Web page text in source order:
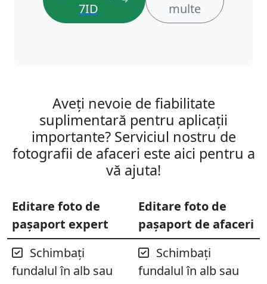
7ID
multe
Aveți nevoie de fiabilitate
suplimentară pentru aplicații
importante? Serviciul nostru de
fotografii de afaceri este aici pentru a
vă ajuta!
Editare foto de
pașaport expert
Editare foto de
pașaport de afaceri
Schimbați
fundalul în alb sau
Schimbați
fundalul în alb sau